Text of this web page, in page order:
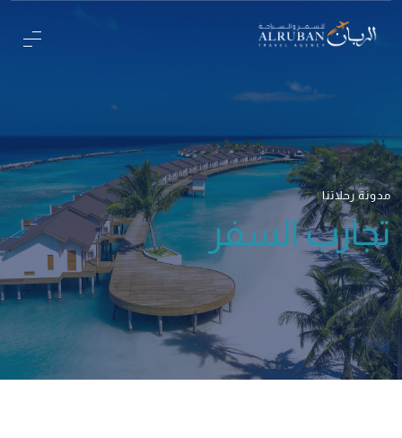
مدونة رحلاتنا
تجارب السفر